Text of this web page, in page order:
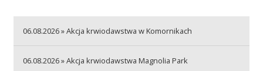
06.08.2026 » Akcja krwiodawstwa w Komornikach
06.08.2026 » Akcja krwiodawstwa Magnolia Park